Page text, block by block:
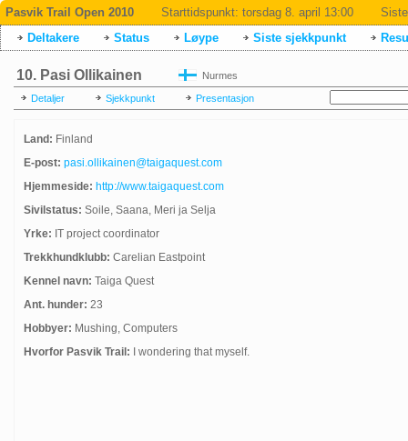
Pasvik Trail Open 2010 Starttidspunkt: torsdag 8. april 13:00
Deltakere
Status Løype Siste sjekkpunkt
10. Pasi Ollikainen Nurmes
Detaljer Sjekkpunkt Presentasjon
Land: Finland
E-post: pasi.ollikainen@taigaquest.com
Hjemmeside: http://www.taigaquest.com
Sivilstatus: Soile, Saana, Meri ja Selja
Yrke: IT project coordinator
Trekkhundklubb: Carelian Eastpoint
Kennel navn: Taiga Quest
Ant. hunder: 23
Hobbyer: Mushing, Computers
Hvorfor Pasvik Trail: I wondering that myself.